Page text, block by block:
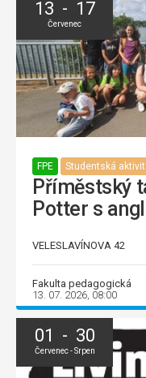
13 - 17
Červenec
FPE Studentská
Příměstský
Potter s
VELESLAVÍNOVA 42
Fakulta pedagogická
13. 07. 2026, 08:00
01 - 30
Červenec - Srpen